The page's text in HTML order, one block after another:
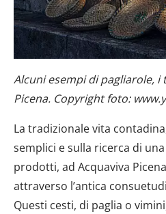
Alcuni esempi di pagliarole, i
Picena. Copyright foto:
La tradizionale vita
semplici e sulla ricerca di
prodotti, ad Acquaviva
attraverso l’antica
Questi cesti, di paglia o